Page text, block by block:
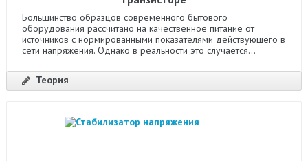
Большинство образцов современного бытового
оборудования рассчитано на качественное питание от
источников с нормированными показателями действующего в
сети напряжения. Однако в реальности это случается...
Теория